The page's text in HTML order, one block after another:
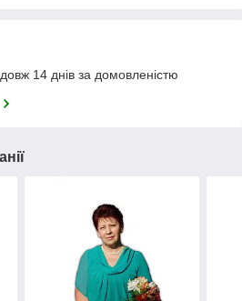
14 днів за домовленістю